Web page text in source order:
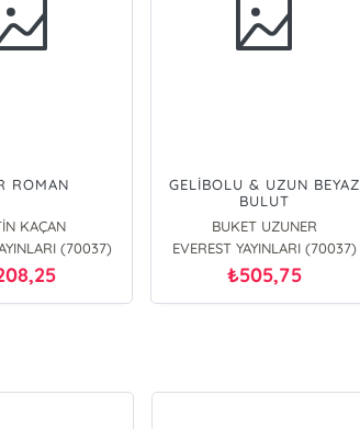
ROMAN
KAÇAN
(70037)
GELİBOLU & UZUN BEYAZ
BULUT
BUKET UZUNER
EVEREST YAYINLARI (70037)
₺505,75